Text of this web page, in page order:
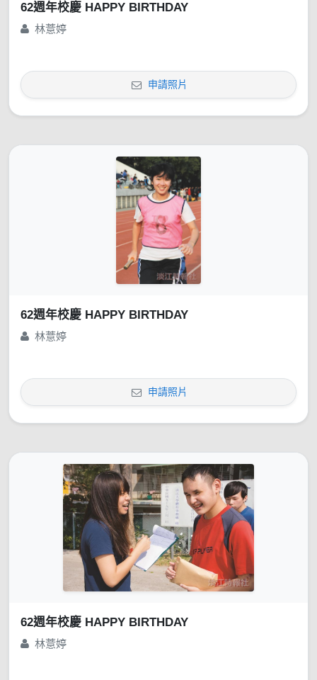
62週年校慶 HAPPY BIRTHDAY
林薏婷
申請照片
62週年校慶 HAPPY BIRTHDAY
林薏婷
申請照片
62週年校慶 HAPPY BIRTHDAY
林薏婷